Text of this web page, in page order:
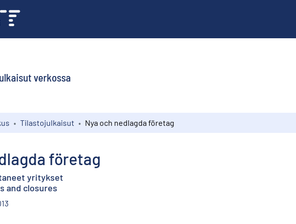
verkossa
Tilastojulkaisut Nya och nedlagda företag
företag
yritykset
and closures